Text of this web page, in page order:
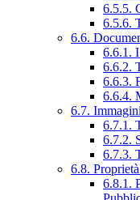
6.5.5.
6.5.6.
6.6.
6.6.1.
6.6.2.
6.6.3.
6.6.4.
6.7.
6.7.1.
6.7.2.
6.7.3.
6.8.
6.8.1.